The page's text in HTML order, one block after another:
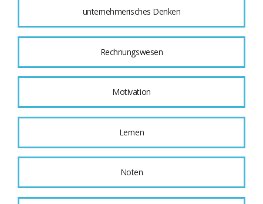
unternehmerisches Denken
Rechnungswesen
Motivation
Lernen
Noten